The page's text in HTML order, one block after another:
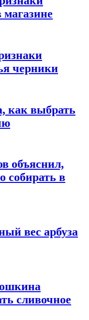
магазине
черники
как выбрать
объяснил,
собирать в
вес арбуза
сливочное